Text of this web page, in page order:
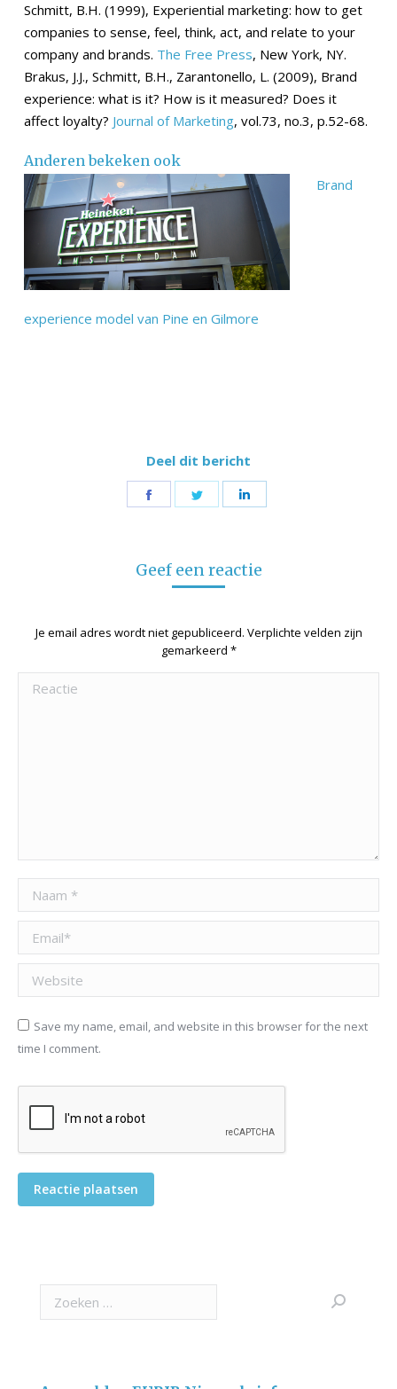
Schmitt, B.H. (1999), Experiential marketing: how to get
companies to sense, feel, think, act, and relate to your
company and brands. The Free Press, New York, NY.
Brakus, J.J., Schmitt, B.H., Zarantonello, L. (2009), Brand
experience: what is it? How is it measured? Does it
affect loyalty? Journal of Marketing, vol.73, no.3, p.52-68.
Anderen bekeken ook
Brand
experience model van Pine en Gilmore
Deel dit bericht
Share
Share
Geef een reactie
Je email adres wordt niet gepubliceerd. Verplichte velden zijn
gemarkeerd *
Reactie
Naam *
Email *
Website
Save my name, email, and website in this browser for the next
time I comment.
Reactie plaatsen
Search: